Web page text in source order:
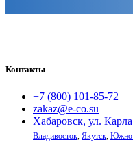
Контакты
+7 (800) 101-85-72
zakaz@e-co.su
Хабаровск, ул.
Владивосток, Якутск, Южно-